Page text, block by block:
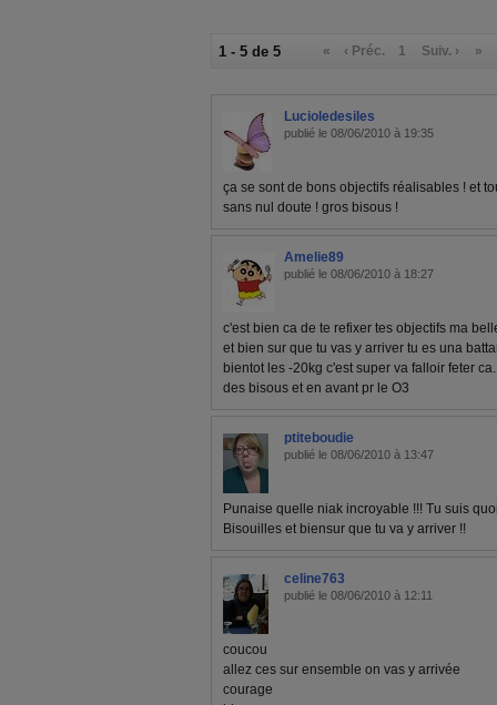
1 - 5 de 5 « ‹ Préc. 1 Suiv. › »
Lucioledesiles
publié le 08/06/2010 à 19:35
ça se sont de bons objectifs réalisables ! et
sans nul doute ! gros bisous !
Amelie89
publié le 08/06/2010 à 18:27
c'est bien ca de te refixer tes objectifs ma
et bien sur que tu vas y arriver tu es una
bientot les -20kg c'est super va falloir feter
des bisous et en avant pr le O3
ptiteboudie
publié le 08/06/2010 à 13:47
Punaise quelle niak incroyable !!! Tu suis
Bisouilles et biensur que tu va y arriver !!
celine763
publié le 08/06/2010 à 12:11
coucou
allez ces sur ensemble on vas y arrivée
courage